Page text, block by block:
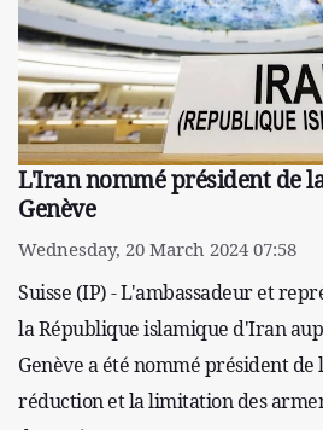
L'Iran nommé président de
Genève
Wednesday, 20 March 2024 07:58
Suisse (IP) - L'ambassadeur et
la République islamique d'Iran
Genève a été nommé président
réduction et la limitation des